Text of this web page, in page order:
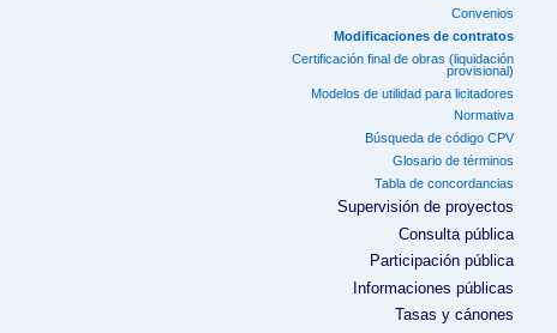
Convenios
Modificaciones de contratos
Certificación final de obras (liquidación
provisional)
Modelos de utilidad para licitadores
Normativa
Búsqueda de código CPV
Glosario de términos
Tabla de concordancias
Supervisión de proyectos
Consulta pública
Participación pública
Informaciones públicas
Tasas y cánones